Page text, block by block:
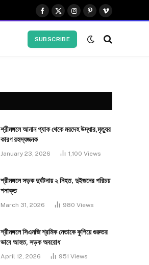
Facebook
X
Instagram
Pinterest
Vimeo
SUBSCRIBE
শ্রীমঙ্গলে আনান প্যাক থেকে মরদেহ উদ্ধার,মৃত্যুর
কারণ রহস্যজনক
January 23, 2026 1,100 Views
শ্রীমঙ্গলে সড়ক দুর্ঘটনায় ২ নিহত, দুইজনের পরিচয়
শনাক্ত
March 31, 2026 980 Views
শ্রীমঙ্গলে সিএনজি শ্রমিক নেতাকে কুপিয়ে গুরুতর
ভাবে আহত, সড়ক অবরোধ
April 12, 2026 951 Views